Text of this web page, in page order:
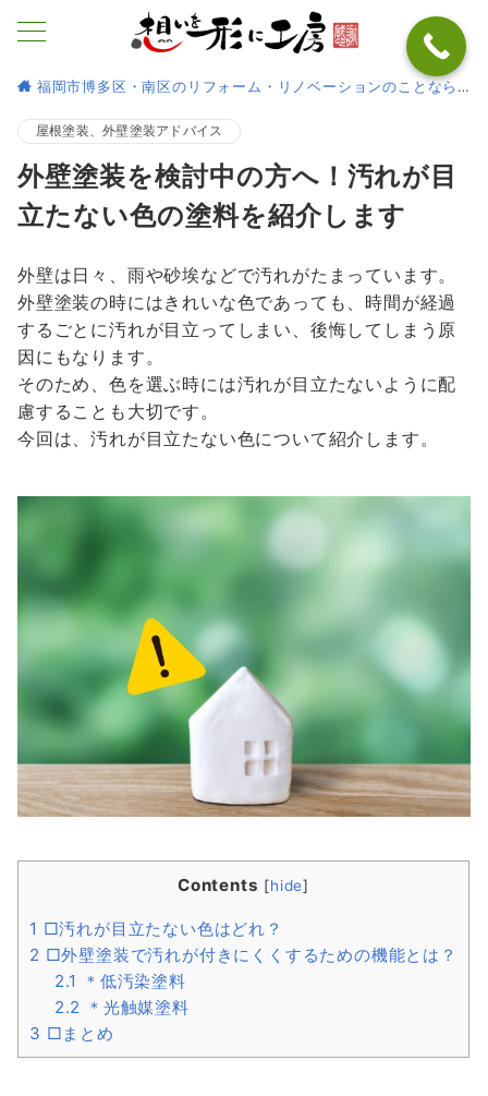
福岡市博多区・南区のリフォーム・リノベーションのことなら
屋根塗装、外壁塗装アドバイス
外壁塗装を検討中の方へ！汚れが目
立たない色の塗料を紹介します
外壁は日々、雨や砂埃などで汚れがたまっています。
外壁塗装の時にはきれいな色であっても、時間が経過
するごとに汚れが目立ってしまい、後悔してしまう原
因にもなります。
そのため、色を選ぶ時には汚れが目立たないように配
慮することも大切です。
今回は、汚れが目立たない色について紹介します。
Contents [hide]
1 □汚れが目立たない色はどれ？
2 □外壁塗装で汚れが付きにくくするための機能とは？
2.1
＊低汚染塗料
2.2 ＊光触媒塗料
3 □まとめ